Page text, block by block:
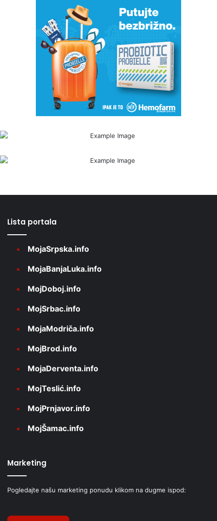
Lista portala
MojaSrpska.info
MojaBanjaLuka.info
MojDoboj.info
MojSrbac.info
MojaModriča.info
MojBrod.info
MojaDerventa.info
MojTeslić.info
MojPrnjavor.info
MojŠamac.info
Marketing
Pogledajte našu marketing ponudu klikom na dugme ispod: